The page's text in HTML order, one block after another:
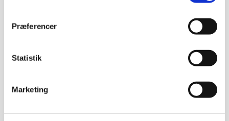
Præferencer
Statistik
Marketing